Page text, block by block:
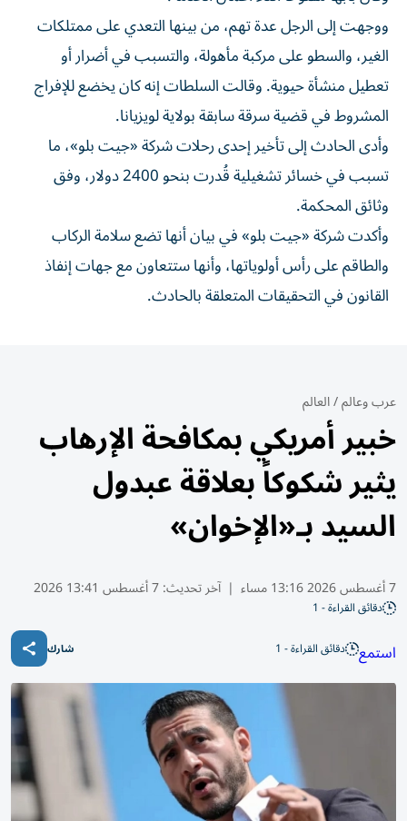
ووجهت إلى الرجل عدة تهم، من بينها التعدي على ممتلكات
الغير، والسطو على مركبة مأهولة، والتسبب في أضرار أو
تعطيل منشأة حيوية. وقالت السلطات إنه كان يخضع للإفراج
المشروط في قضية سرقة سابقة بولاية لويزيانا.
وأدى الحادث إلى تأخير إحدى رحلات شركة «جيت بلو»، ما
تسبب في خسائر تشغيلية قُدرت بنحو 2400 دولار، وفق
وثائق المحكمة.
وأكدت شركة «جيت بلو» في بيان أنها تضع سلامة الركاب
والطاقم على رأس أولوياتها، وأنها ستتعاون مع جهات إنفاذ
القانون في التحقيقات المتعلقة بالحادث.
عرب وعالم/العالم
خبير أمريكي بمكافحة الإرهاب
يثير شكوكاً بعلاقة عبدول
السيد بـ«الإخوان»
7 أغسطس 2026 13:16 مساء | آخر تحديث:7 أغسطس 13:41 2026
دقائق القراءة - 1
استمع دقائق القراءة - 1 شارك